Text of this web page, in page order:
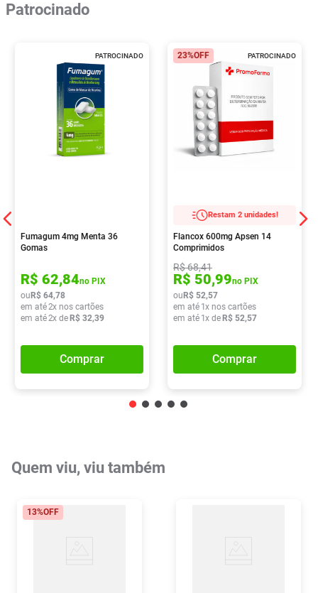
Patrocinado
PATROCINADO
Fumagum 4mg Menta 36
Gomas
R$ 62,84no PIX
ou R$ 64,78
em até2x nos cartões
em até2x de R$ 32,39
Comprar
PATROCINADO
23%OFF
Restam 2 unidades!
Flancox 600mg Apsen 14
Comprimidos
R$68,41
R$ 50,99no PIX
ou R$ 52,57
em até 1x nos cartões
em até 1x de R$ 52,57
Comprar
Quem viu, viu também
13%OFF